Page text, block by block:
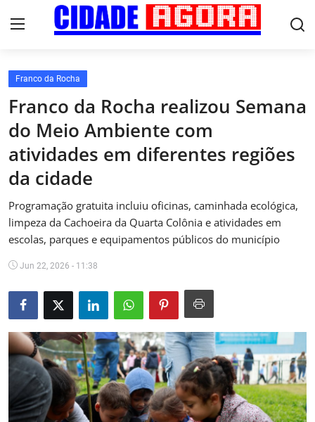
Início
Fale Conosco
Brasil
Esportes
Tecnologia
Cultura
Saúde
Franco da Rocha
Franco da Rocha realizou Semana
do Meio Ambiente com
atividades em diferentes regiões
da cidade
Programação gratuita incluiu oficinas, caminhada ecológica,
limpeza da Cachoeira da Quarta Colônia e atividades em
escolas, parques e equipamentos públicos do município
Jun 22, 2026 - 11:38